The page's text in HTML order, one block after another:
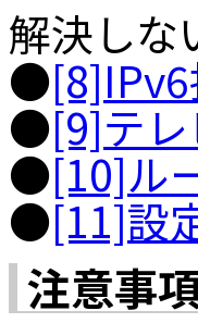
解決し
●
●[9]テ
●[10]ル
●[11]設
注意事